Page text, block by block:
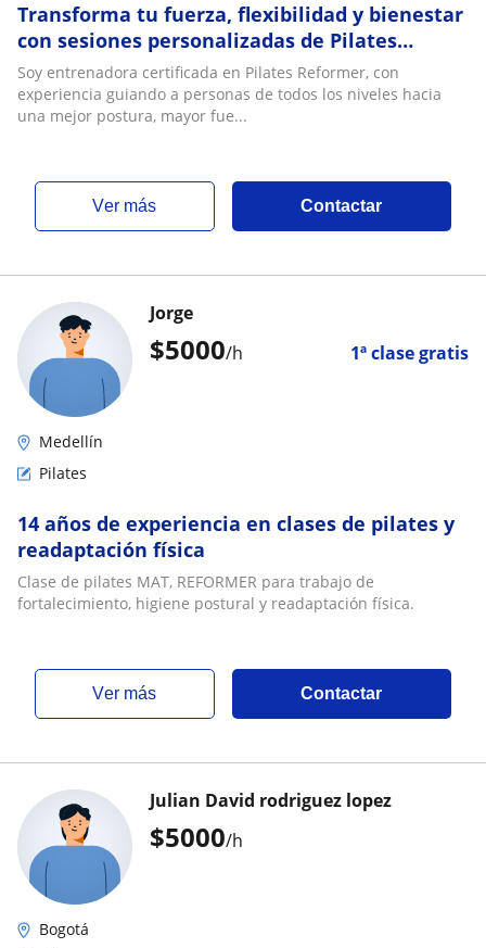
Transforma tu fuerza, flexibilidad y bienestar
con sesiones personalizadas de Pilates
Reformer adaptadas a ti
Soy entrenadora certificada en Pilates Reformer, con
experiencia guiando a personas de todos los niveles hacia
una mejor postura, mayor fue...
ver más Contactar
$5000/h 1ª clase gratis
Jorge
Medellín
Pilates
14 años de experiencia en clases de pilates y
readaptación física
Clase de pilates MAT, REFORMER para trabajo de
fortalecimiento, higiene postural y readaptación física.
ver más Contactar
$5000/h
Julian David rodriguez lopez
Bogotá